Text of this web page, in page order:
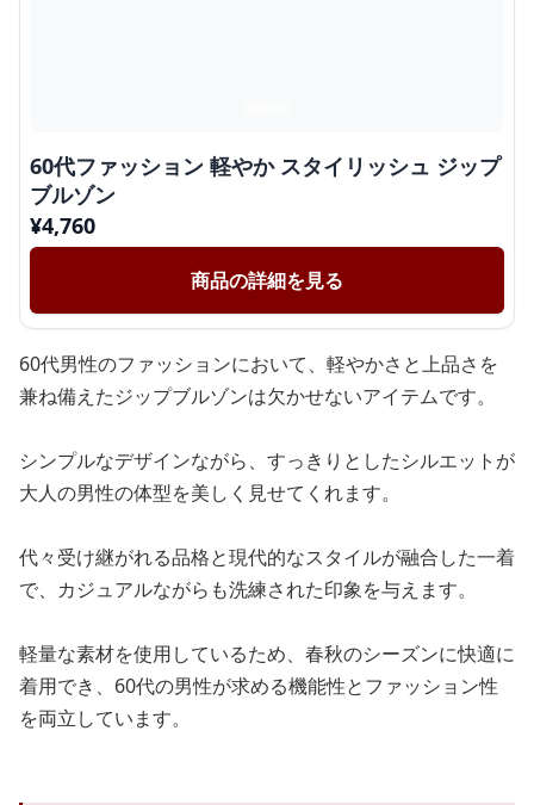
60代ファッション 軽やか スタイリッシュ ジップ
ブルゾン
¥4,760
商品の詳細を見る
60代男性のファッションにおいて、軽やかさと上品さを
兼ね備えたジップブルゾンは欠かせないアイテムです。
シンプルなデザインながら、すっきりとしたシルエットが
大人の男性の体型を美しく見せてくれます。
代々受け継がれる品格と現代的なスタイルが融合した一着
で、カジュアルながらも洗練された印象を与えます。
軽量な素材を使用しているため、春秋のシーズンに快適に
着用でき、60代の男性が求める機能性とファッション性
を両立しています。